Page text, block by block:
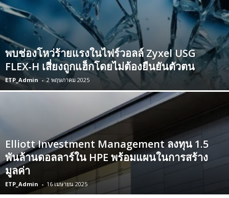
พบช่องโหว่ร้ายแรงในไฟร์วอลล์ Zyxel USG
FLEX-H เสี่ยงถูกแฮ็กโดยไม่ต้องยืนยันตัวตน
ETP_Admin - 2 พฤษภาคม 2025
Elliott Investment Management ลงทุน 1.5
พันล้านดอลลาร์ใน HPE พร้อมแผนในการสร้าง
มูลค่า
ETP_Admin - 16 เมษายน 2025